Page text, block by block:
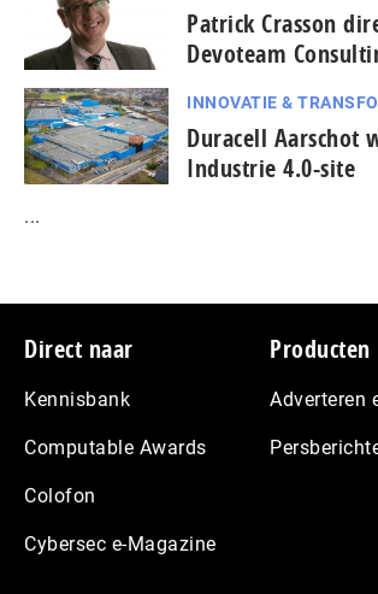
Patrick Crasson
Devoteam
INNOVATIE &
Duracell Aarschot
Industrie 4.0-site
...
Footer
Direct naar
Kennisbank
Computable Awards
Colofon
Cybersec e-Magazine
Producten
Adverteren